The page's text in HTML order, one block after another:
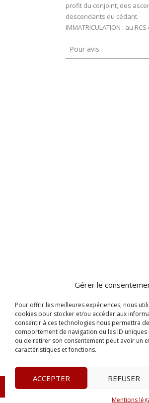
Gérer le
Pour offrir les meilleures expériences, nous
cookies pour stocker et/ou accéder aux
consentir à ces technologies nous permettra
comportement de navigation ou les ID
ou de retirer son consentement peut avoir un
caractéristiques et fonctions.
ACCEPTER REFUSER
Mentions
profit du conjoint, des
descendants du cédant.
IMMATRICULATION : au RCS
Pour avis
L’apostille